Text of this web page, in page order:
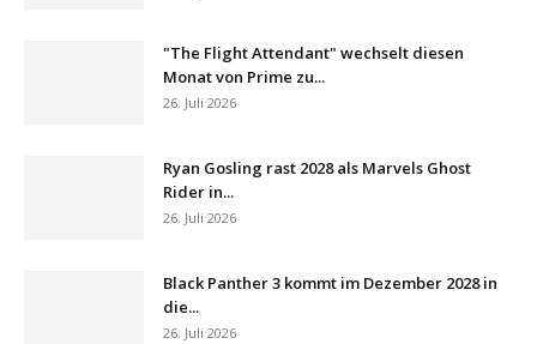
"The Flight Attendant" wechselt diesen
Monat von Prime zu...
26. Juli 2026
Ryan Gosling rast 2028 als Marvels Ghost
Rider in...
26. Juli 2026
Black Panther 3 kommt im Dezember 2028 in
die...
26. Juli 2026